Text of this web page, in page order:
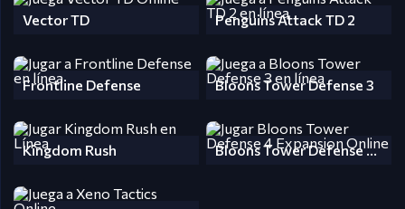
Vector TD Penguins Attack TD 2
Frontline Defense Bloons Tower Defense 3
Kingdom Rush Bloons Tower Defense 4 Expansion